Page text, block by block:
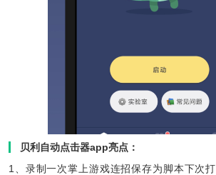
贝利自动点击器app亮点：
1、录制一次掌上游戏连招保存为脚本下次